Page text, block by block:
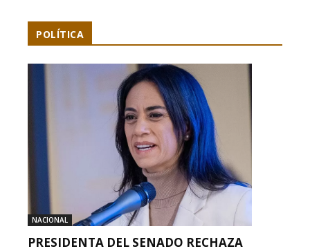
POLÍTICA
NACIONAL
PRESIDENTA DEL SENADO RECHAZA